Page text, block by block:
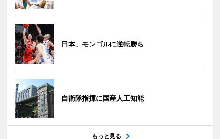
日本、モンゴルに逆転勝ち
自衛隊指揮に国産人工知能
もっと見る